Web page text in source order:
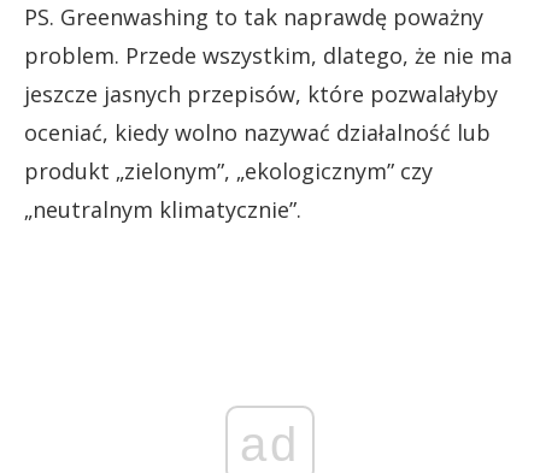
PS. Greenwashing to tak naprawdę poważny
problem. Przede wszystkim, dlatego, że nie ma
jeszcze jasnych przepisów, które pozwalałyby
oceniać, kiedy wolno nazywać działalność lub
produkt „zielonym”, „ekologicznym” czy
„neutralnym klimatycznie”.
ad